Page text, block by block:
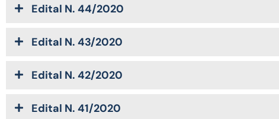
Edital N. 44/2020
Edital N. 43/2020
Edital N. 42/2020
Edital N. 41/2020